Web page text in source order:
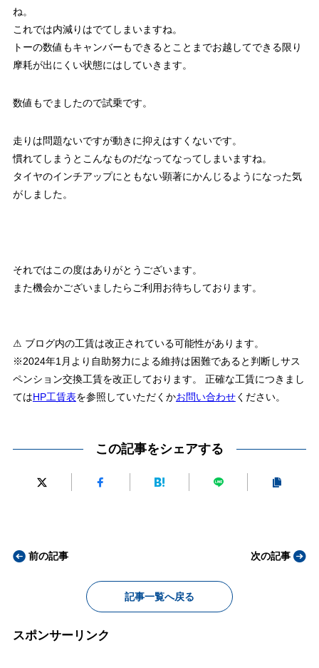
ね。
これでは内減りはでてしまいますね。
トーの数値もキャンバーもできるとことまでお越してできる限り
摩耗が出にくい状態にはしていきます。
数値もでましたので試乗です。
走りは問題ないですが動きに抑えはすくないです。
慣れてしまうとこんなものだなってなってしまいますね。
タイヤのインチアップにともない顕著にかんじるようになった気
がしました。
それではこの度はありがとうございます。
また機会かございましたらご利用お待ちしております。
⚠ ブログ内の工賃は改正されている可能性があります。
※2024年1月より自助努力による維持は困難であると判断しサス
ペンション交換工賃を改正しております。 正確な工賃につきまし
てはHP工賃表を参照していただくかお問い合わせください。
この記事をシェアする
前の記事
記事一覧へ戻る
次の記事
スポンサーリンク